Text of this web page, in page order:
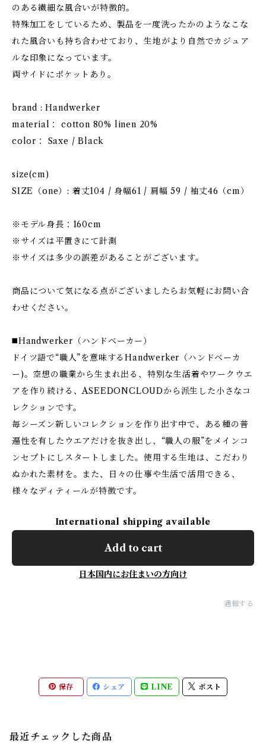
のある繊細な風合いが特徴的。
特殊加工をしているため、製品を一度洗ったかのようなこな
れた風合いも持ち合わせており、生地がより自然でカジュア
ルな印象になっています。
両サイドにポケットあり。
brand : Handwerker
material： cotton 80% linen 20%
color： Saxe / Black
size(cm)
SIZE（one）: 着丈104 / 身幅61 / 肩幅 59 / 袖丈46（cm）
※モデル身長：160cm
※サイズは平置きにて計測
※サイズは多少の誤差があることがございます。
商品について気になる点がございましたらお気軽にお問い合
わせください。
◼️Handwerker（ハンドベーカー）
ドイツ語で“職人”を意味するHandwerker（ハンドベーカ
ー)。空想の職業から生まれ出る、特別な生活着やワークウエ
アを作り続ける、ASEEDONCLOUDから派生した小さなコ
レクションです。
毎シーズン新しいコレクションを作り出す中で、ある種の普
遍性を有したウエアだけを抜き出し、“職人の服”をメインコ
ンセプトにしスタートしました。使用する生地は、こだわり
ぬかれた素材を。また、日々の仕事や生活で活用できる、
様々なディティールが特徴です。
International shipping available
Add to cart
日本国内にお住まいの方向け
通報する
保存 シェア LINE ポスト
最近チェックした商品